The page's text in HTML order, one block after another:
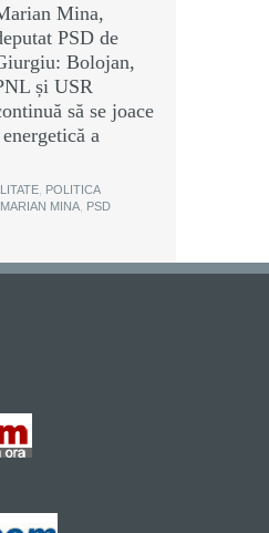
Mina,
PSD de
Bolojan,
și USR
să se joace
a
POLITICA
MINA PSD